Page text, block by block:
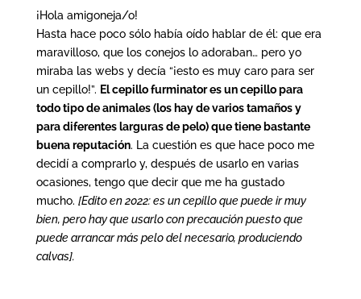
¡Hola amigoneja/o!
Hasta hace poco sólo había oído hablar de él: que era
maravilloso, que los conejos lo adoraban… pero yo
miraba las webs y decía “¡esto es muy caro para ser
un cepillo!”. El cepillo furminator es un cepillo para
todo tipo de animales (los hay de varios tamaños y
para diferentes larguras de pelo) que tiene bastante
buena reputación. La cuestión es que hace poco me
decidí a comprarlo y, después de usarlo en varias
ocasiones, tengo que decir que me ha gustado
mucho. [Edito en 2022: es un cepillo que puede ir muy
bien, pero hay que usarlo con precaución puesto que
puede arrancar más pelo del necesario, produciendo
calvas].